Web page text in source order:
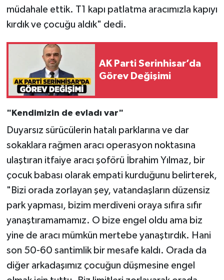
müdahale ettik. T1 kapı patlatma aracımızla kapıyı
kırdık ve çocuğu aldık" dedi.
AK Parti Serinhisar’da
Görev Değişimi
"Kendimizin de evladı var"
Duyarsız sürücülerin hatalı parklarına ve dar
sokaklara rağmen aracı operasyon noktasına
ulaştıran itfaiye aracı şoförü İbrahim Yılmaz, bir
çocuk babası olarak empati kurduğunu belirterek,
"Bizi orada zorlayan şey, vatandaşların düzensiz
park yapması, bizim merdiveni oraya sıfıra sıfır
yanaştıramamamız. O bize engel oldu ama biz
yine de aracı mümkün mertebe yanaştırdık. Hani
son 50-60 santimlik bir mesafe kaldı. Orada da
diğer arkadaşımız çocuğun düşmesine engel